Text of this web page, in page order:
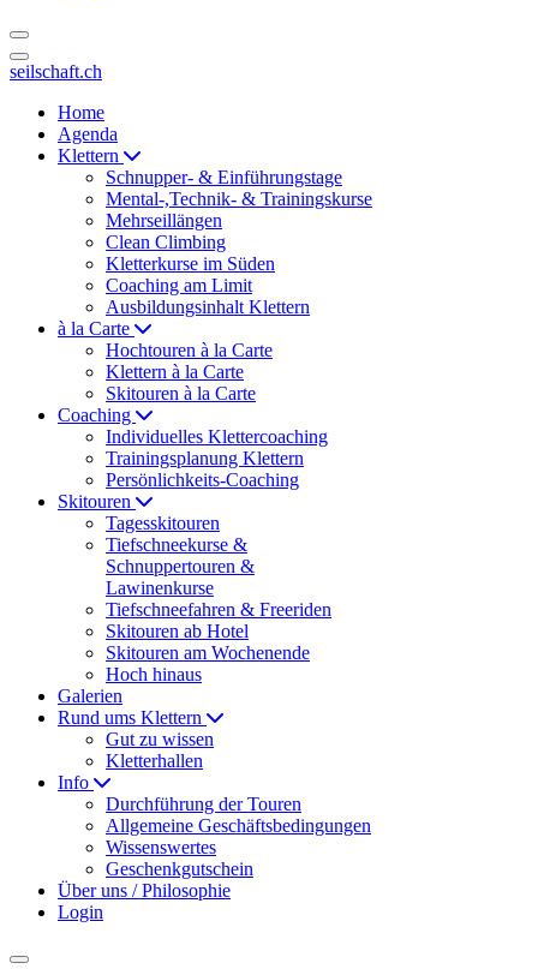
seilschaft.ch
Home
Agenda
Klettern
Schnupper- & Einführungstage
Mental-,Technik- & Trainingskurse
Mehrseillängen
Clean Climbing
Kletterkurse im Süden
Coaching am Limit
Ausbildungsinhalt Klettern
à la Carte
Hochtouren à la Carte
Klettern à la Carte
Skitouren à la Carte
Coaching
Individuelles Klettercoaching
Trainingsplanung Klettern
Persönlichkeits-Coaching
Skitouren
Tagesskitouren
Tiefschneekurse &
Schnuppertouren &
Lawinenkurse
Tiefschneefahren & Freeriden
Skitouren ab Hotel
Skitouren am Wochenende
Hoch hinaus
Galerien
Rund ums Klettern
Gut zu wissen
Kletterhallen
Info
Durchführung der Touren
Allgemeine Geschäftsbedingungen
Wissenswertes
Geschenkgutschein
Über uns / Philosophie
Login